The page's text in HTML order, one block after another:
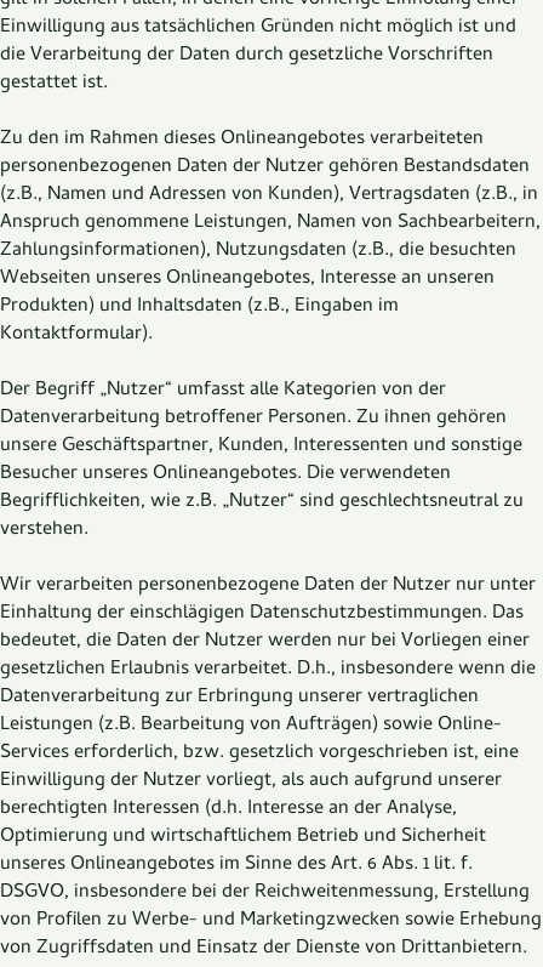
Einwilligung aus tatsächlichen Gründen nicht möglich ist und
die Verarbeitung der Daten durch gesetzliche Vorschriften
gestattet ist.
Zu den im Rahmen dieses Onlineangebotes verarbeiteten
personenbezogenen Daten der Nutzer gehören Bestandsdaten
(z.B., Namen und Adressen von Kunden), Vertragsdaten (z.B., in
Anspruch genommene Leistungen, Namen von Sachbearbeitern,
Zahlungsinformationen), Nutzungsdaten (z.B., die besuchten
Webseiten unseres Onlineangebotes, Interesse an unseren
Produkten) und Inhaltsdaten (z.B., Eingaben im
Kontaktformular).
Der Begriff „Nutzer“ umfasst alle Kategorien von der
Datenverarbeitung betroffener Personen. Zu ihnen gehören
unsere Geschäftspartner, Kunden, Interessenten und sonstige
Besucher unseres Onlineangebotes. Die verwendeten
Begrifflichkeiten, wie z.B. „Nutzer“ sind geschlechtsneutral zu
verstehen.
Wir verarbeiten personenbezogene Daten der Nutzer nur unter
Einhaltung der einschlägigen Datenschutzbestimmungen. Das
bedeutet, die Daten der Nutzer werden nur bei Vorliegen einer
gesetzlichen Erlaubnis verarbeitet. D.h., insbesondere wenn die
Datenverarbeitung zur Erbringung unserer vertraglichen
Leistungen (z.B. Bearbeitung von Aufträgen) sowie Online-
Services erforderlich, bzw. gesetzlich vorgeschrieben ist, eine
Einwilligung der Nutzer vorliegt, als auch aufgrund unserer
berechtigten Interessen (d.h. Interesse an der Analyse,
Optimierung und wirtschaftlichem Betrieb und Sicherheit
unseres Onlineangebotes im Sinne des Art. 6 Abs. 1 lit. f.
DSGVO, insbesondere bei der Reichweitenmessung, Erstellung
von Profilen zu Werbe- und Marketingzwecken sowie Erhebung
von Zugriffsdaten und Einsatz der Dienste von Drittanbietern.